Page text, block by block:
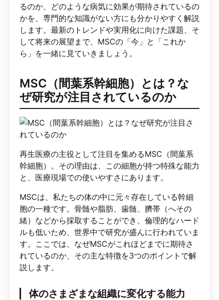
るのか、どのような病気に効果が期待されているの
かを、専門的な知識がない方にも分かりやすく解説
します。最新のトレンドや実用化に向けた課題、そ
して将来の展望まで、MSCの「今」と「これか
ら」を一緒に見ていきましょう。
MSC（間葉系幹細胞）とは？な
ぜ研究が注目されているのか
再生医療の主役として注目を集めるMSC（間葉系
幹細胞）。その理由は、この細胞が持つ特殊な能力
と、医療現場での使いやすさにあります。
MSCは、私たちの体の中に元々存在している幹細
胞の一種です。骨髄や脂肪、歯髄、臍帯（へその
緒）などから採取することができ、倫理的なハード
ルも低いため、世界中で研究が盛んに行われていま
す。ここでは、なぜMSCがこれほどまでに期待さ
れているのか、その主な特徴を3つのポイントで解
説します。
体のさまざまな組織に変化する能力